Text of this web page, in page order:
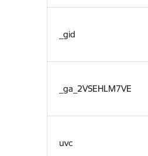
_gid
_ga_2VSEHLM7VE
uvc